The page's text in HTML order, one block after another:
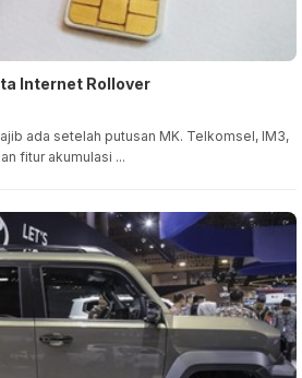
Internet Rollover
ada setelah putusan MK. Telkomsel, IM3,
fitur akumulasi ...